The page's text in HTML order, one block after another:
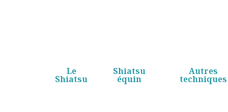
Le
Shiatsu
Shiatsu
équin
Autres
techniques